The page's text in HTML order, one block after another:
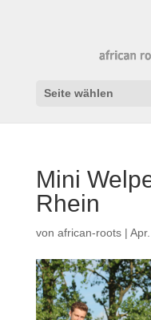
Seite wählen
Mini
Rhein
von african-roots|